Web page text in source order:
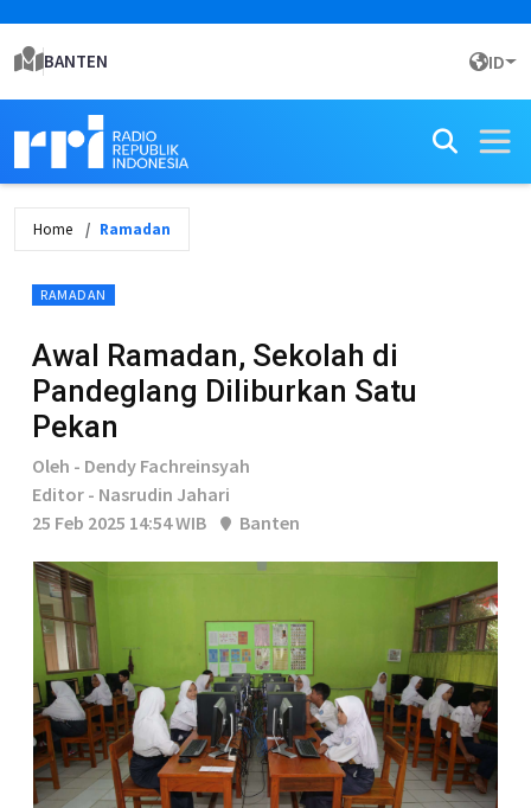
BANTEN ID
Home Ramadan
RAMADAN
Awal Ramadan, Sekolah di
Pandeglang Diliburkan Satu
Pekan
Oleh - Dendy Fachreinsyah
Editor - Nasrudin Jahari
25 Feb 2025 14:54 WIB
Banten